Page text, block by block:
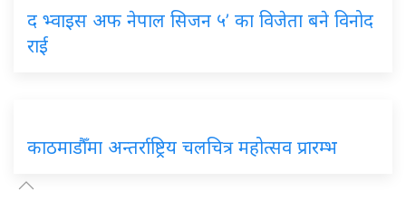
द भ्वाइस अफ नेपाल सिजन ५’ का विजेता बने विनोद
राई
काठमाडौँमा अन्तर्राष्ट्रिय चलचित्र महोत्सव प्रारम्भ